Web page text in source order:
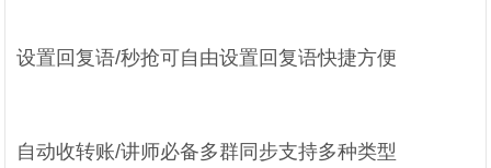
设置回复语/秒抢可自由设置回复语快捷方便
自动收转账/讲师必备多群同步支持多种类型